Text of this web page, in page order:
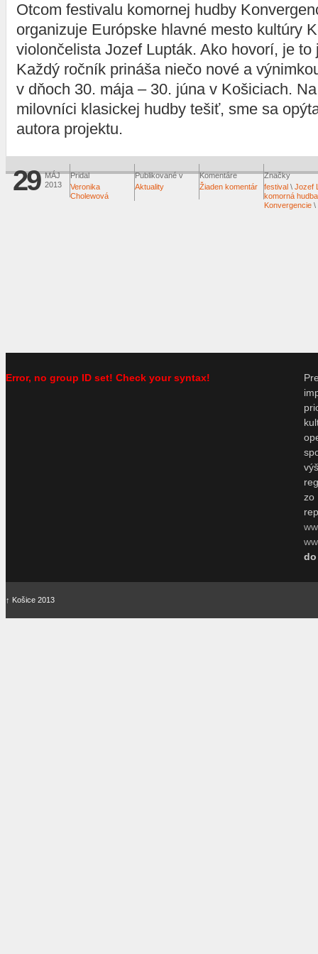
Otcom festivalu komornej hudby
organizuje Európske hlavné mesto kultúry
violončelista Jozef Lupták. Ako hovorí, je
Každý ročník prináša niečo nové a
v dňoch 30. mája – 30. júna v Košiciach.
milovníci klasickej hudby tešiť, sme sa
autora projektu.
29 MÁJ
2013
Pridal
Veronika
Cholewová
Publikované v
Aktuality
Komentáre
Žiaden komentár
Značky
festival \ Jozef
komorná hudba
Konvergencie \
Error, no group ID set! Check your syntax!
↑ Košice 2013